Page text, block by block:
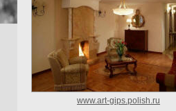
www.art-gips.polish.ru